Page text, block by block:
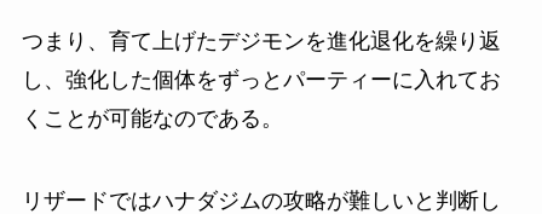
つまり、育て上げたデジモンを進化退化を繰り返
し、強化した個体をずっとパーティーに入れてお
くことが可能なのである。
リザードではハナダジムの攻略が難しいと判断し